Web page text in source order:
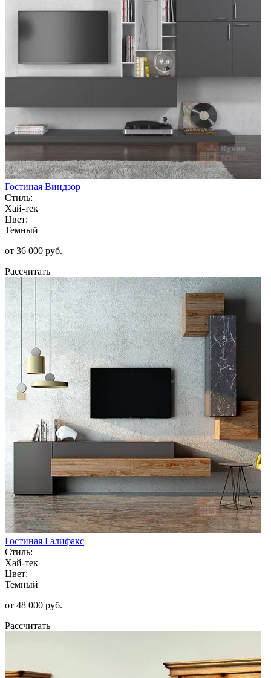
Гостиная Виндзор
Стиль:
Хай-тек
Цвет:
Темный
от 36 000 руб.
Рассчитать
Гостиная Галифакс
Стиль:
Хай-тек
Цвет:
Темный
от 48 000 руб.
Рассчитать